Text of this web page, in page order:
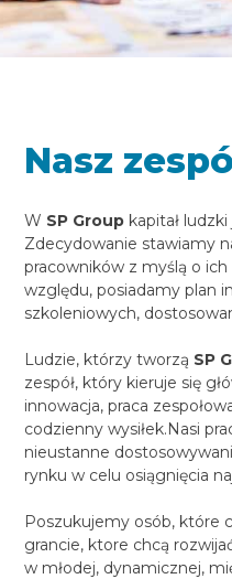
Nasz
W SP Group kapitał
Zdecydowanie stawiamy
pracowników z myślą o
względu, posiadamy plan
szkoleniowych,
Ludzie, którzy tworzą SP
zespół, który kieruje się
innowacja, praca
codzienny wysiłek.Nasi
nieustanne
rynku w celu osiągnięcia
Poszukujemy osób, które
grancie, ktore chcą
w młodej, dynamicznej,